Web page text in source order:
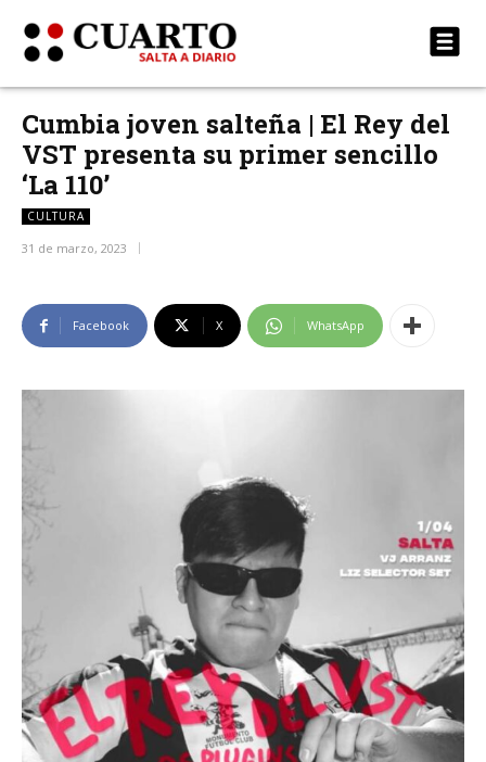
Cumbia joven salteña | El Rey del
VST presenta su primer sencillo
‘La 110’
CULTURA
31 de marzo, 2023
Facebook X WhatsApp